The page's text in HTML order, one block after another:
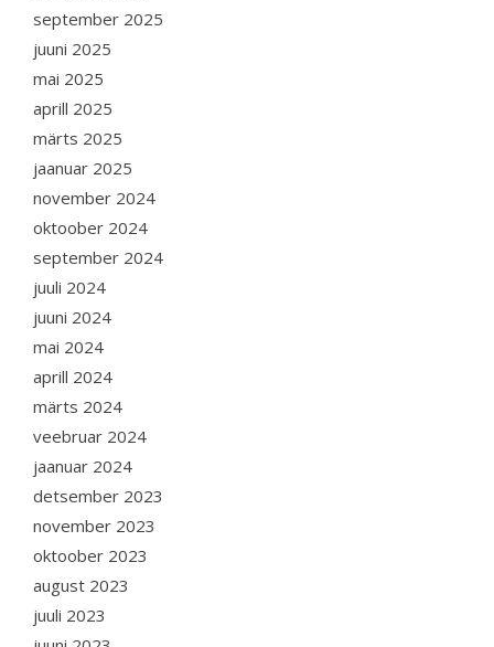
september 2025
juuni 2025
mai 2025
aprill 2025
märts 2025
jaanuar 2025
november 2024
oktoober 2024
september 2024
juuli 2024
juuni 2024
mai 2024
aprill 2024
märts 2024
veebruar 2024
jaanuar 2024
detsember 2023
november 2023
oktoober 2023
august 2023
juuli 2023